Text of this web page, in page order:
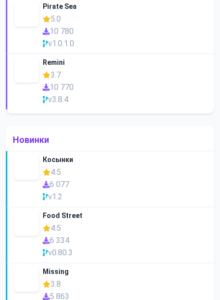
Pirate Sea
5.0
10 780
v1.0.1.0
Remini
3.7
10 770
v3.8.4
Новинки
Косынки
4.5
6 077
v1.2
Food Street
4.5
6 334
v0.80.3
Missing
3.8
5 863